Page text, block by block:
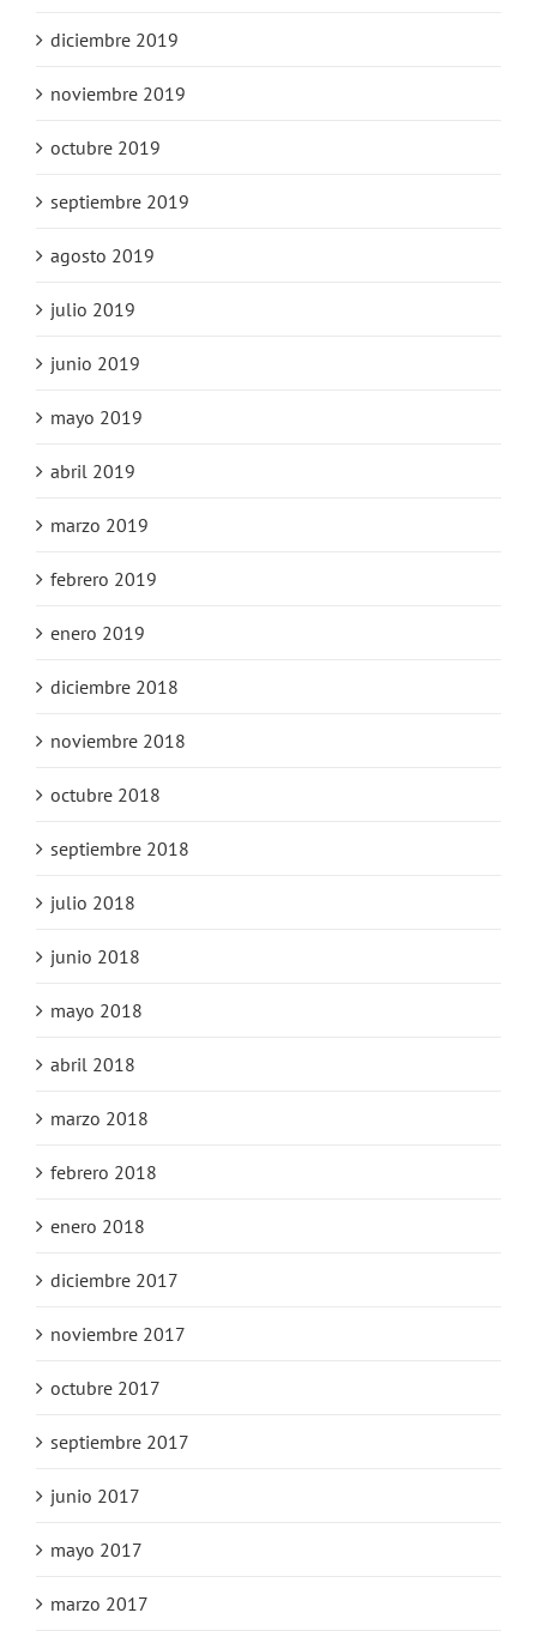
diciembre 2019
noviembre 2019
octubre 2019
septiembre 2019
agosto 2019
julio 2019
junio 2019
mayo 2019
abril 2019
marzo 2019
febrero 2019
enero 2019
diciembre 2018
noviembre 2018
octubre 2018
septiembre 2018
julio 2018
junio 2018
mayo 2018
abril 2018
marzo 2018
febrero 2018
enero 2018
diciembre 2017
noviembre 2017
octubre 2017
septiembre 2017
junio 2017
mayo 2017
marzo 2017